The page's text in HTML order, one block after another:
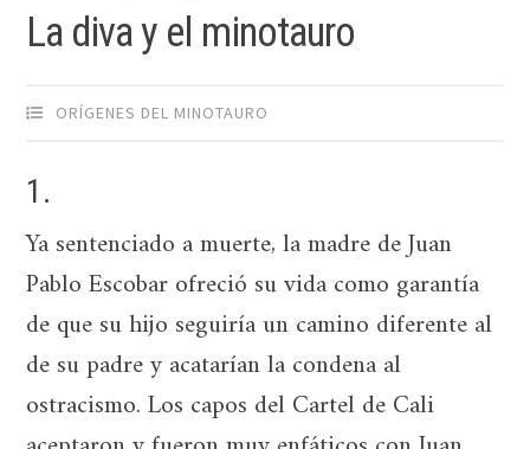
La diva y el minotauro
ORÍGENES DEL MINOTAURO
1.
Ya sentenciado a muerte, la madre de Juan
Pablo Escobar ofreció su vida como garantía
de que su hijo seguiría un camino diferente al
de su padre y acatarían la condena al
ostracismo. Los capos del Cartel de Cali